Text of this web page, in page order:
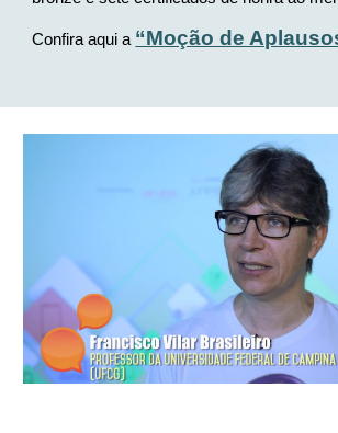
Confira aqui a “Moção de